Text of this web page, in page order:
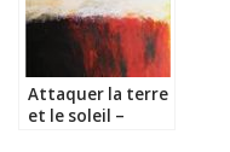
Attaquer la terre
et le soleil –